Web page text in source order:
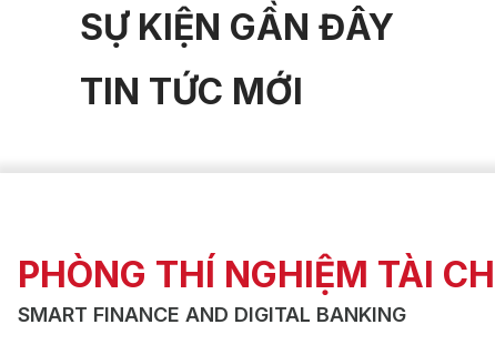
SỰ KIỆN GẦN ĐÂY
TIN TỨC MỚI
PHÒNG THÍ NGHIỆM TÀI
SMART FINANCE AND DIGITAL BANKING